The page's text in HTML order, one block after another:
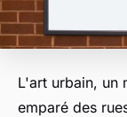
L'art urbain, un
emparé des